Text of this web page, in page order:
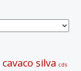
cavaco silva cds